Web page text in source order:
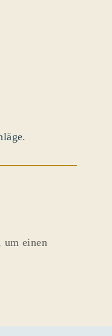
um einen